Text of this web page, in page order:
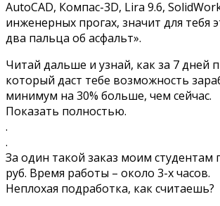
AutoCAD, Компас-3D, Lira 9.6,
инженерных прогах, значит для тебя
два пальца об асфальт».
Читай дальше и узнай, как за 7 дней
который даст тебе возможность
минимум на 30% больше, чем сейчас.
Показать полностью.
.
.
За один такой заказ моим студентам
руб. Время работы – около 3-х часов.
Неплохая подработка, как считаешь?